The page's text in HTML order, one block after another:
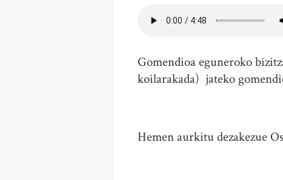
Gomendioa eguneroko
koilarakada) jateko
Hemen aurkitu dezakezue